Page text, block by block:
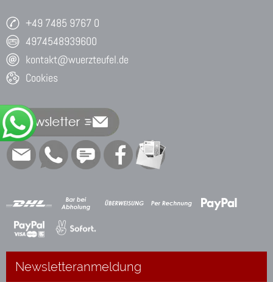
+49 7485 9767 0
4974548939600
kontakt@wuerzteufel.de
Cookies